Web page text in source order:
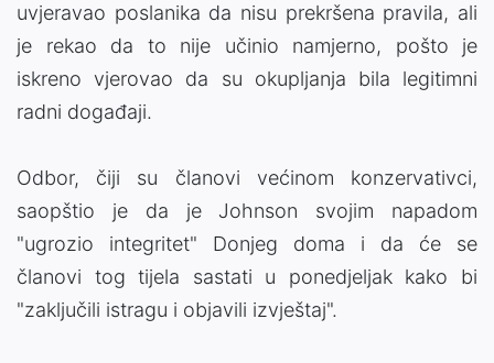
uvjeravao poslanika da nisu prekršena pravila, ali
je rekao da to nije učinio namjerno, pošto je
iskreno vjerovao da su okupljanja bila legitimni
radni događaji.
Odbor, čiji su članovi većinom konzervativci,
saopštio je da je Johnson svojim napadom
"ugrozio integritet" Donjeg doma i da će se
članovi tog tijela sastati u ponedjeljak kako bi
"zaključili istragu i objavili izvještaj".